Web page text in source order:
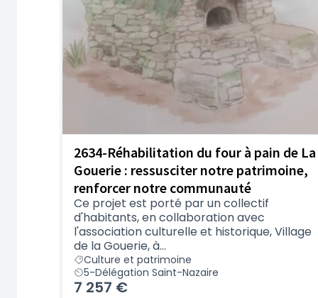
2634-Réhabilitation du four à pain de La
Gouerie : ressusciter notre patrimoine,
renforcer notre communauté
Ce projet est porté par un collectif
d'habitants, en collaboration avec
l'association culturelle et historique, Village
de la Gouerie, à...
Culture et patrimoine
5-Délégation Saint-Nazaire
7 257 €